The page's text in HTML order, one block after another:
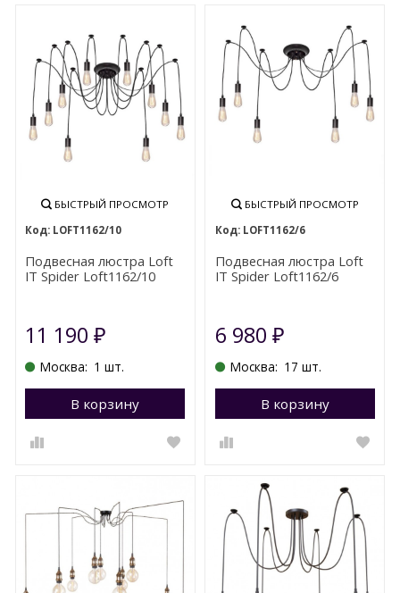
БЫСТРЫЙ ПРОСМОТР
LOFT1162/10
Подвесная люстра Loft
IT Spider Loft1162/10
11 190₽
Москва: 1 шт.
В корзину Перейти в корзину
БЫСТРЫЙ ПРОСМОТР
LOFT1162/6
Подвесная люстра Loft
IT Spider Loft1162/6
6 980 ₽
Москва: 17 шт.
В корзину